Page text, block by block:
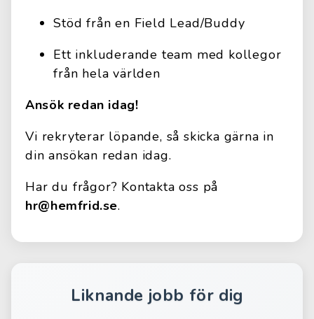
Stöd från en Field Lead/Buddy
Ett inkluderande team med kollegor
från hela världen
Ansök redan idag!
Vi rekryterar löpande, så skicka gärna in
din ansökan redan idag.
Har du frågor? Kontakta oss på
hr@hemfrid.se.
Liknande jobb för dig